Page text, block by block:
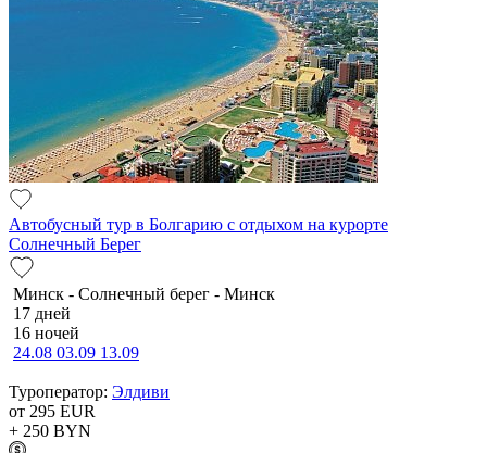
Автобусный тур в Болгарию с отдыхом на курорте
Солнечный Берег
Минск - Солнечный берег - Минск
17 дней
16 ночей
24.08 03.09 13.09
Туроператор: Элдиви
от 295 EUR
+ 250 BYN